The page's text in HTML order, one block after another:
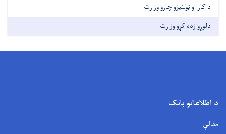
د کار او ټولنیزو چارو وزارت
دلوړو زده کړو وزارت
د اطلاعاتو بانک
مقالې